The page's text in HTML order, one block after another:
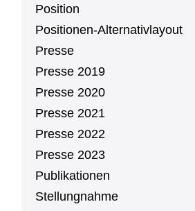
Position
Po­si­tio­nen-Al­ter­na­tiv­lay­out
Presse
Presse 2019
Presse 2020
Presse 2021
Presse 2022
Presse 2023
Pu­bli­ka­tio­nen
Stel­lung­nah­me